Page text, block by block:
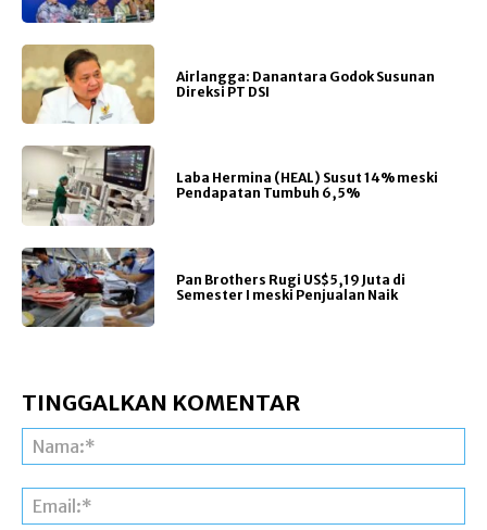
Airlangga: Danantara Godok Susunan
Direksi PT DSI
Laba Hermina (HEAL) Susut 14% meski
Pendapatan Tumbuh 6,5%
Pan Brothers Rugi US$5,19 Juta di
Semester I meski Penjualan Naik
TINGGALKAN KOMENTAR